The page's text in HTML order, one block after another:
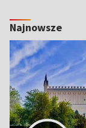
Najnowsze